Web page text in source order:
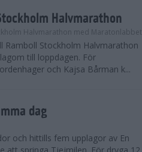
Halvmarathon
Halvmarathon med Maratonlabbet
Ramboll Stockholm Halvmarathon
till loppdagen. För
och Kajsa Bårman k...
dag
och hittills fem upplagor av En